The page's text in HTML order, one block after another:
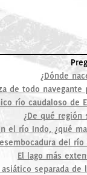
¿Dónde
de todo
río caudaloso de
¿De qué región
el río Indo, ¿qué
del
El lago más
separada